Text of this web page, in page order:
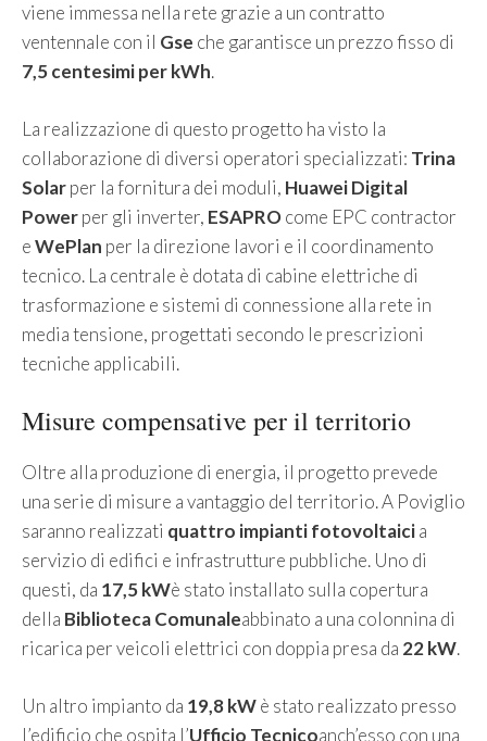
viene immessa nella rete grazie a un contratto
ventennale con il Gse che garantisce un prezzo fisso di
7,5 centesimi per kWh.
La realizzazione di questo progetto ha visto la
collaborazione di diversi operatori specializzati: Trina
Solarper la fornitura dei moduli, Huawei Digital
Powerper gli inverter, ESAPROcome EPC contractor
eWePlan per la direzione lavori e il coordinamento
tecnico. La centrale è dotata di cabine elettriche di
trasformazione e sistemi di connessione alla rete in
media tensione, progettati secondo le prescrizioni
tecniche applicabili.
Misure compensative per il territorio
Oltre alla produzione di energia, il progetto prevede
una serie di misure a vantaggio del territorio. A Poviglio
saranno realizzati quattro impianti fotovoltaicia
servizio di edifici e infrastrutture pubbliche. Uno di
questi, da 17,5 kWè stato installato sulla copertura
della Biblioteca Comunaleabbinato a una colonnina di
ricarica per veicoli elettrici con doppia presa da 22 kW.
Un altro impianto da 19,8 kWè stato realizzato presso
l’edificio che ospita l’Ufficio Tecnicoanch’esso con una